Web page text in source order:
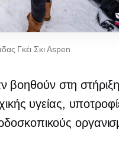
Γκέι Σκι Aspen
βοηθούν στη στήριξη
υγείας,